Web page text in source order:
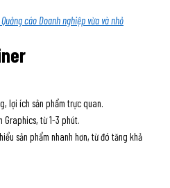
cáo Doanh nghiệp vừa và nhỏ
lợi ích sản phẩm trực quan.
Graphics, từ 1-3 phút.
sản phẩm nhanh hơn, từ đó tăng khả